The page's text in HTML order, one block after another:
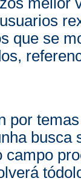
que se
por
campo